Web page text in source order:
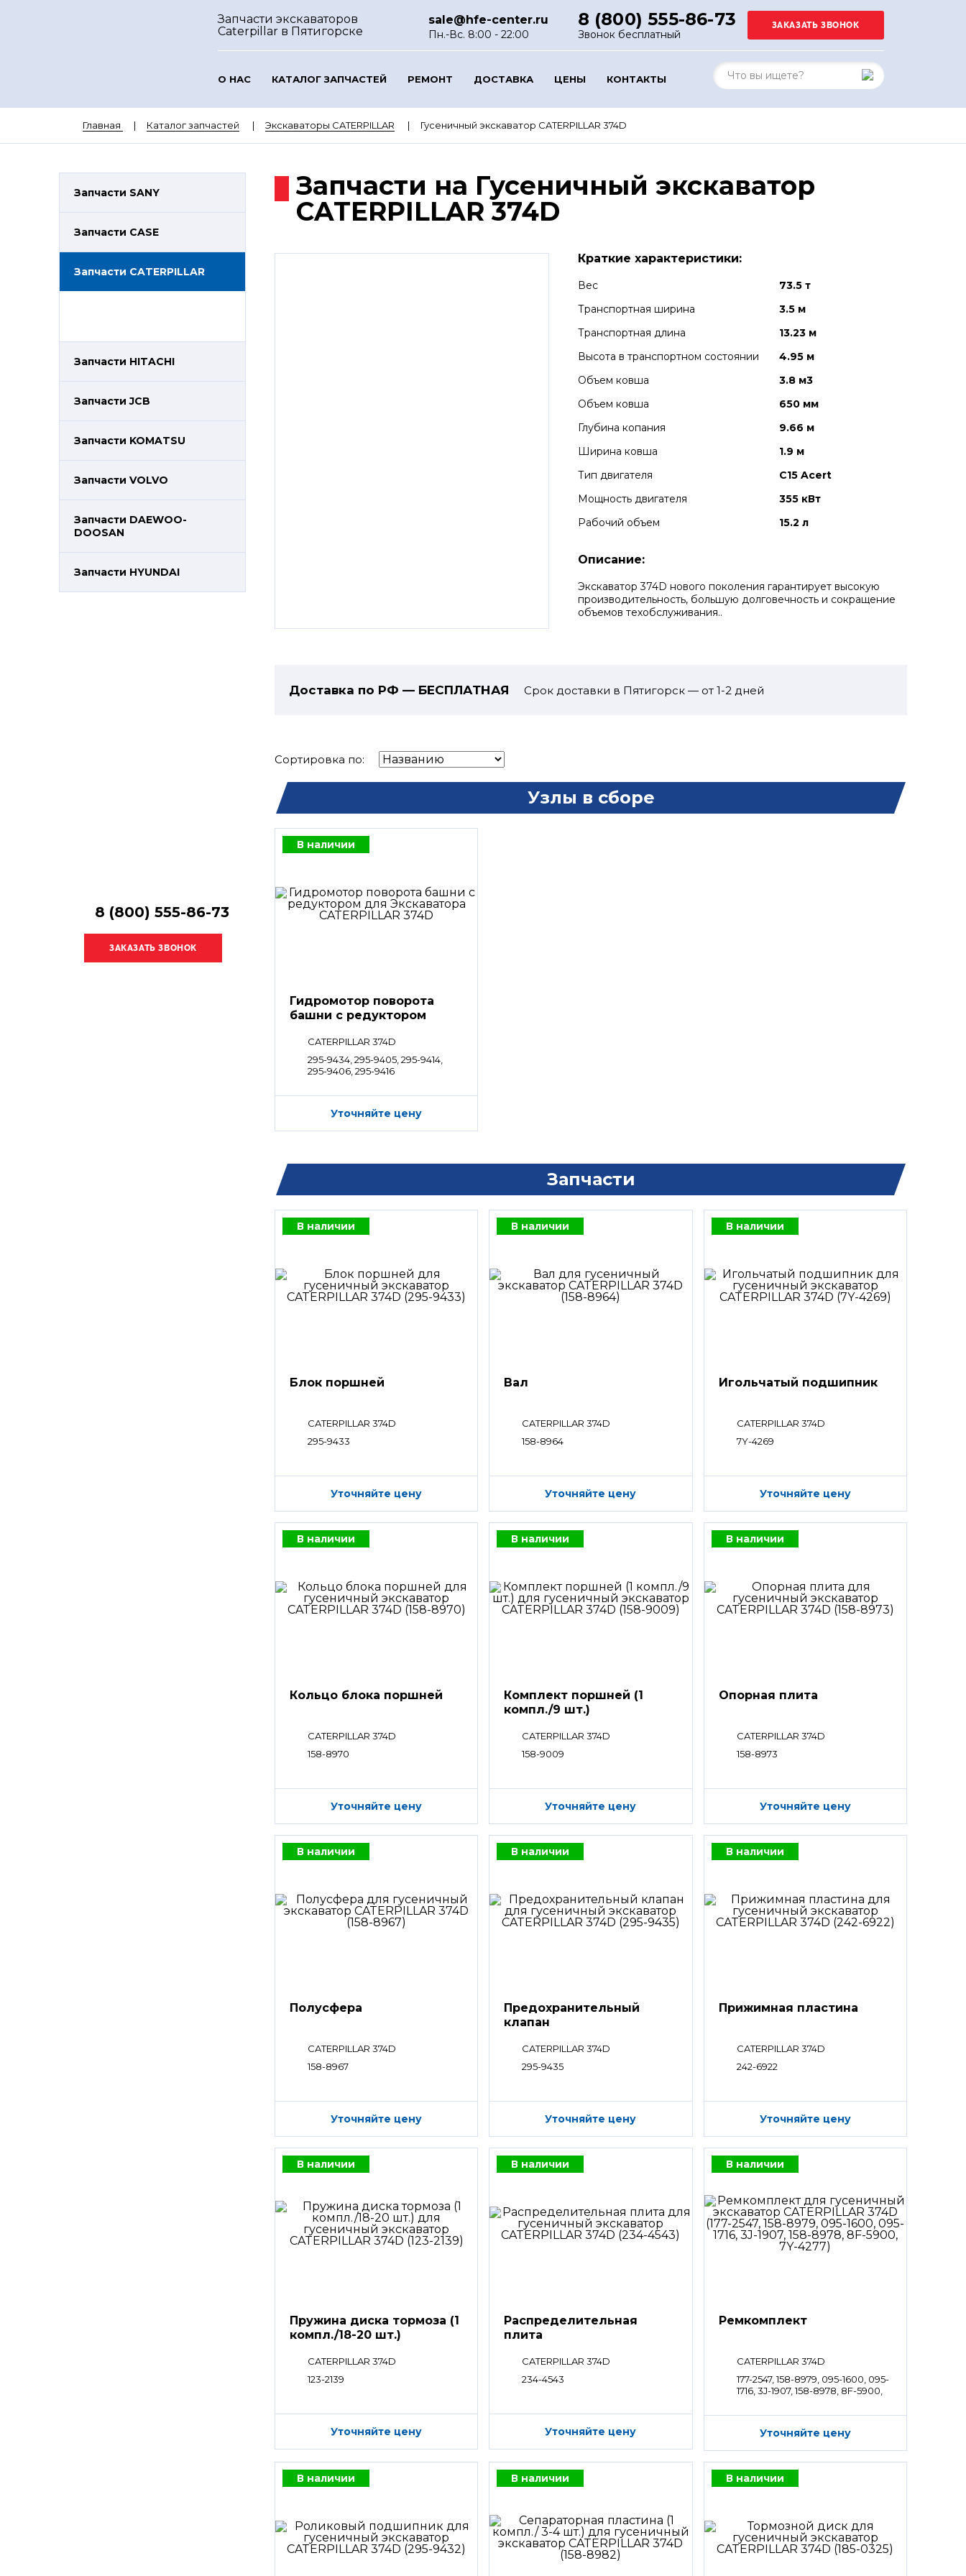
Запчасти экскаваторов
Caterpillar в Пятигорске
sale@hfe-center.ru
Пн.-Вс. 8:00 - 22:00
8 (800) 555-86-73
Звонок бесплатный
О НАС КАТАЛОГ ЗАПЧАСТЕЙ РЕМОНТ ДОСТАВКА ЦЕНЫ КОНТАКТЫ
Главная Каталог запчастей Экскаваторы CATERPILLAR Гусеничный экскаватор CATERPILLAR 374D
Запчасти SANY
Запчасти CASE
Запчасти CATERPILLAR
Запчасти HITACHI
Запчасти JCB
Запчасти KOMATSU
Запчасти VOLVO
Запчасти DAEWOO-
DOOSAN
Запчасти HYUNDAI
8 (800) 555-86-73
Запчасти на Гусеничный экскаватор
CATERPILLAR 374D
Краткие характеристики:
Вес
73.5 т
Транспортная ширина
3.5 м
Транспортная длина
13.23 м
Высота в транспортном cостоянии
4.95 м
Объем ковша
3.8 м3
Объем ковша
650 мм
Глубина копания
9.66 м
Ширина ковша
1.9 м
Тип двигателя
C15 Acert
Мощность двигателя
355 кВт
Рабочий объем
15.2 л
Описание:
Экскаватор 374D нового поколения гарантирует высокую
производительность, большую долговечность и сокращение
объемов техобслуживания..
Доставка по РФ — БЕСПЛАТНАЯ Срок доставки в Пятигорск — от 1-2 дней
Сортировка по:
Узлы в сборе
В наличии
Гидромотор поворота
башни с редуктором
CATERPILLAR 374D
295-9434, 295-9405, 295-9414,
295-9406, 295-9416
Уточняйте цену
Запчасти
В наличии
Блок поршней
CATERPILLAR 374D
295-9433
Уточняйте цену
В наличии
Вал
CATERPILLAR 374D
158-8964
Уточняйте цену
В наличии
Игольчатый подшипник
CATERPILLAR 374D
7Y-4269
Уточняйте цену
В наличии
Кольцо блока поршней
CATERPILLAR 374D
158-8970
Уточняйте цену
В наличии
Комплект поршней (1
компл./9 шт.)
CATERPILLAR 374D
158-9009
Уточняйте цену
В наличии
Опорная плита
CATERPILLAR 374D
158-8973
Уточняйте цену
В наличии
Полусфера
CATERPILLAR 374D
158-8967
Уточняйте цену
В наличии
Предохранительный
клапан
CATERPILLAR 374D
295-9435
Уточняйте цену
В наличии
Прижимная пластина
CATERPILLAR 374D
242-6922
Уточняйте цену
В наличии
Пружина диска тормоза (1
компл./18-20 шт.)
CATERPILLAR 374D
123-2139
Уточняйте цену
В наличии
Распределительная
плита
CATERPILLAR 374D
234-4543
Уточняйте цену
В наличии
Ремкомплект
CATERPILLAR 374D
177-2547, 158-8979, 095-1600, 095-
1716, 3J-1907, 158-8978, 8F-5900,
Уточняйте цену
В наличии В наличии В наличии